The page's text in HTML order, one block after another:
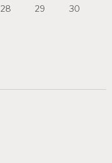
28 29 30